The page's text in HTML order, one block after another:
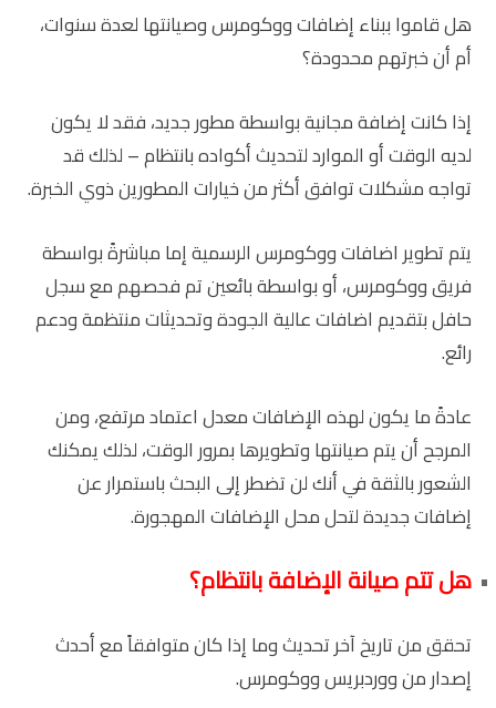
هل قاموا ببناء إضافات ووكومرس وصيانتها لعدة سنوات،
أم أن خبرتهم محدودة؟
إذا كانت إضافة مجانية بواسطة مطور جديد، فقد لا يكون
لديه الوقت أو الموارد لتحديث أكواده بانتظام – لذلك قد
تواجه مشكلات توافق أكثر من خيارات المطورين ذوي الخبرة.
يتم تطوير اضافات ووكومرس الرسمية إما مباشرةً بواسطة
فريق ووكومرس، أو بواسطة بائعين تم فحصهم مع سجل
حافل بتقديم اضافات عالية الجودة وتحديثات منتظمة ودعم
رائع.
عادةً ما يكون لهذه الإضافات معدل اعتماد مرتفع، ومن
المرجح أن يتم صيانتها وتطويرها بمرور الوقت، لذلك يمكنك
الشعور بالثقة في أنك لن تضطر إلى البحث باستمرار عن
إضافات جديدة لتحل محل الإضافات المهجورة.
هل تتم صيانة الإضافة بانتظام؟
تحقق من تاريخ آخر تحديث وما إذا كان متوافقاً مع أحدث
إصدار من ووردبريس ووكومرس.